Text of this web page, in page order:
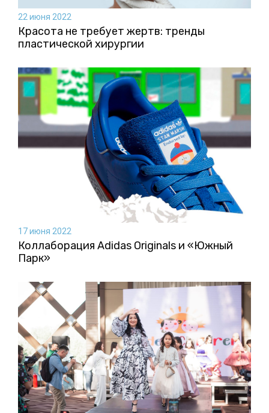
22 июня 2022
Красота не требует жертв: тренды
пластической хирургии
17 июня 2022
Коллаборация Аdidas Originals и «Южный
Парк»